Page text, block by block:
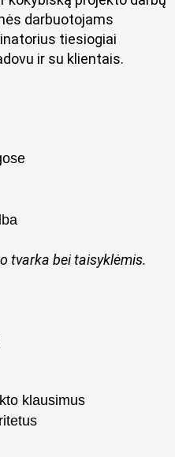
darbuotojams
tiesiogiai
ir su klientais.
tvarka bei taisyklėmis.
klausimus